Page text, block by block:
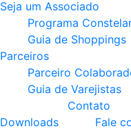
Seja um Associado
Programa
Guia de Shoppings
Parceiros
Parceiro
Guia de Varejistas
Downloads
Contato
Fale